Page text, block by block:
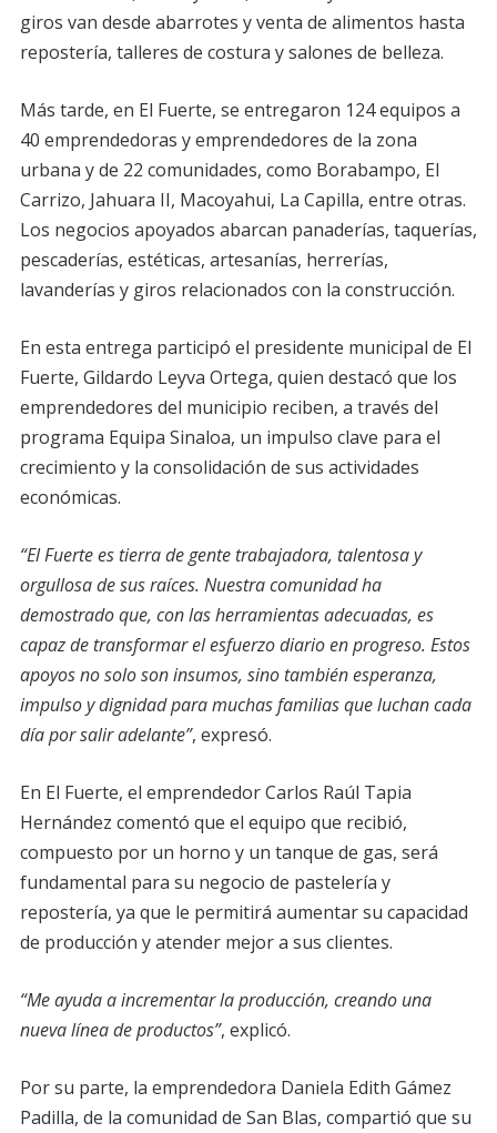
giros van desde abarrotes y venta de alimentos hasta
repostería, talleres de costura y salones de belleza.
Más tarde, en El Fuerte, se entregaron 124 equipos a
40 emprendedoras y emprendedores de la zona
urbana y de 22 comunidades, como Borabampo, El
Carrizo, Jahuara II, Macoyahui, La Capilla, entre otras.
Los negocios apoyados abarcan panaderías, taquerías,
pescaderías, estéticas, artesanías, herrerías,
lavanderías y giros relacionados con la construcción.
En esta entrega participó el presidente municipal de El
Fuerte, Gildardo Leyva Ortega, quien destacó que los
emprendedores del municipio reciben, a través del
programa Equipa Sinaloa, un impulso clave para el
crecimiento y la consolidación de sus actividades
económicas.
“El Fuerte es tierra de gente trabajadora, talentosa y
orgullosa de sus raíces. Nuestra comunidad ha
demostrado que, con las herramientas adecuadas, es
capaz de transformar el esfuerzo diario en progreso. Estos
apoyos no solo son insumos, sino también esperanza,
impulso y dignidad para muchas familias que luchan cada
día por salir adelante”, expresó.
En El Fuerte, el emprendedor Carlos Raúl Tapia
Hernández comentó que el equipo que recibió,
compuesto por un horno y un tanque de gas, será
fundamental para su negocio de pastelería y
repostería, ya que le permitirá aumentar su capacidad
de producción y atender mejor a sus clientes.
“Me ayuda a incrementar la producción, creando una
nueva línea de productos”, explicó.
Por su parte, la emprendedora Daniela Edith Gámez
Padilla, de la comunidad de San Blas, compartió que su